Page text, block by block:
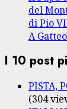
del
di Pio
A
I 10 post
PISTA,
(304